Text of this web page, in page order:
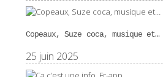
Copeaux, Suze coca, musique
25 juin 2025